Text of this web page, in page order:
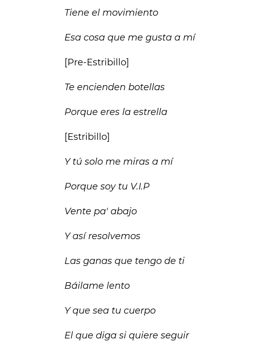
Tiene el movimiento
Esa cosa que me gusta a mí
[Pre-Estribillo]
Te encienden botellas
Porque eres la estrella
[Estribillo]
Y tú solo me miras a mí
Porque soy tu V.I.P
Vente pa' abajo
Y así resolvemos
Las ganas que tengo de ti
Báilame lento
Y que sea tu cuerpo
El que diga si quiere seguir